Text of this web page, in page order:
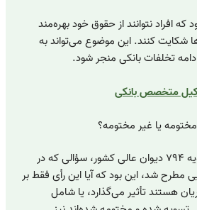
افراد نتوانند از حقوق خود بهره‌مند
شکایت کنند. این موضوع می‌تواند به
تخلفات بانکی منجر شود.
متخصص بانکی
یا غیر مختومه؟
پس از صدور رأی وحدت رویه ۷۹۴ دیوان عالی کشور، سؤالی که در
شد، این بود که آیا این رأی فقط بر
هستند تأثیر می‌گذارد، یا شامل